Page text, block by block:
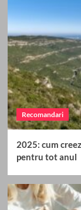
5
Recomandari
2025: cum
pentru tot anul